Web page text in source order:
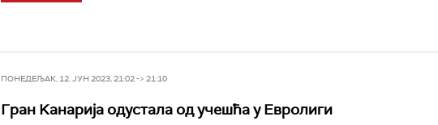
ПОНЕДЕЉАК, 12. ЈУН 2023, 21:02 -> 21:10
Гран Kанарија одустала од учешћа у Евролиги